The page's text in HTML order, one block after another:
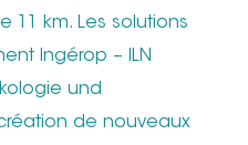
11 km. Les solutions
Ingérop – ILN
und
de nouveaux